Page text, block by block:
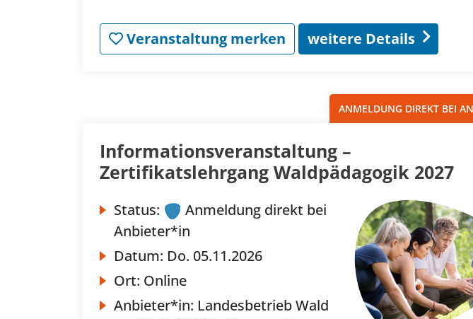
Veranstaltung merken weitere Details
ANMELDUNG DIREKT BEI
Informationsveranstaltung –
Zertifikatslehrgang Waldpädagogik 2027
Status:
Anmeldung direkt bei
Anbieter*in
Datum: Do. 05.11.2026
Ort: Online
Anbieter*in: Landesbetrieb Wald